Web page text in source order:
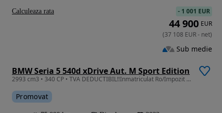
BMW Seria 5 540d xDrive Aut. M Sport Edition
2993 cm3 • 340 CP • TVA DEDUCTIBIL‼️Inmatriculat Ro/Impozit ZERO /X-DRIVE/Full Istoric BMW
Promovat
- 1 001 EUR
44 900 EUR
(37 108 EUR- net)
Sub medie
Calculeaza rata